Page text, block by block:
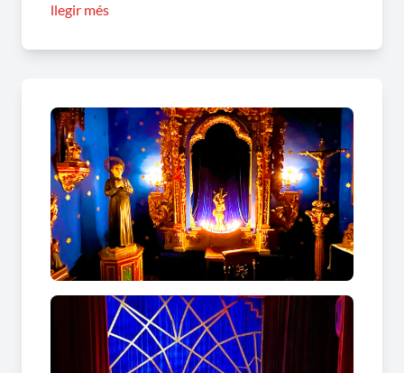
La Casa dels Àngels és una casa encantada i
tenebroses i antics objectes màgics i sorprenents.
A La Casa dels Àngels també s’hi troben un bar,
amb una gran terrassa, un petit teatret amb
espectacles de màgia per a tots els públics, i
l’exposició del Mag Lari sobre objectes de
Michael Jackson, una de les més curioses del
La Casa dels Àngels et donarà prou al·licients per
passar-hi un matí o una tarda que recordaràs
llegir més